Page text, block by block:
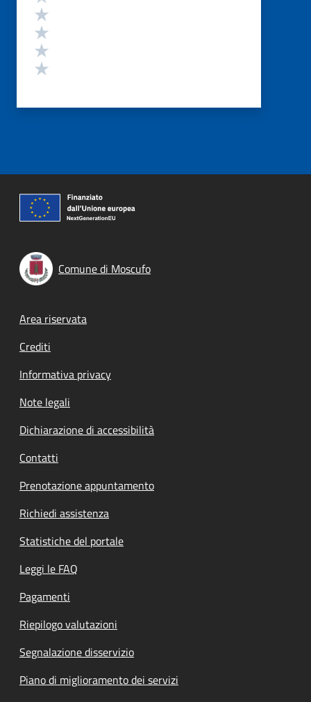
Comune di Moscufo
Footer menu
Area riservata
Crediti
Informativa privacy
Note legali
Dichiarazione di accessibilità
Contatti
Prenotazione appuntamento
Richiedi assistenza
Statistiche del portale
Leggi le FAQ
Pagamenti
Riepilogo valutazioni
Segnalazione disservizio
Piano di miglioramento dei servizi